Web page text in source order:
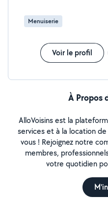
Menuiserie
Voir le profil
À Propos
AlloVoisins est la
services et à la location
vous ! Rejoignez notre
membres,
votre quotidien